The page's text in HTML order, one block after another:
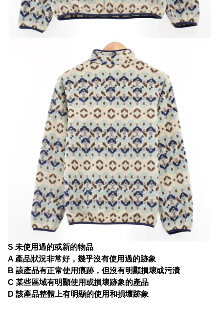
S 未使用過的或新的物品
A 產品狀況非常好，幾乎沒有使用過的跡象
B 該產品有正常使用痕跡，但沒有明顯損壞或污漬
C 某些區域有明顯使用或損壞跡象的產品
D 該產品整體上有明顯的使用和損壞跡象